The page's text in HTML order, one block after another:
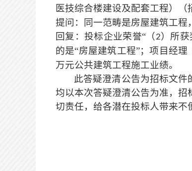
医技综合楼建设及配套工程）（
提问：同一范畴是房屋建筑工程
回复：投标企业荣誉“（2）所
的是“房屋建筑工程”；项目经
万元公共建筑工程施工业绩。
此答疑澄清公告为招标文件
均以本次答疑澄清公告为准，
切责任，给各潜在投标人带来不